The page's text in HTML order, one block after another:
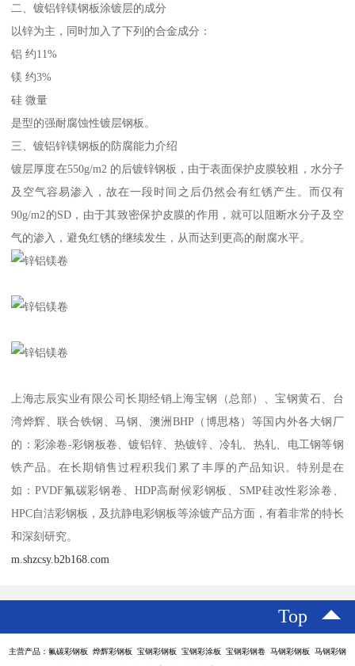
二、镀铝锌镁钢板涂镀层的成分
以锌为主，同时加入了下列的合金成分：
铝 约11%
镁 约3%
硅 微量
是型的强耐腐蚀性镀层钢板。
三、镀铝锌镁钢板的防腐能力介绍
镀层厚度在550g/m2 的后镀锌钢板，由于表面保护皮膜较粗，水分子
及空气容易渗入，故在一段时间之后仍然会有红锈产生。而仅有
90g/m2的SD，由于其致密保护皮膜的作用，就可以阻断水分子及空
气的渗入，避免红锈的继续发生，从而达到更高的耐腐水平。
上海志辰实业有限公司长期经销上海宝钢（总部）、宝钢黄石、台
湾烨辉、联合铁钢、马钢、澳洲BHP（博思格）等国内外各大钢厂
的：彩涂卷-彩钢板卷、镀铝锌、热镀锌、冷轧、热轧、电工钢等钢
铁产品。在长期销售过程积我们累了丰厚的产品知识。特别是在
如：PVDF氟碳彩钢卷、HDP高耐候彩钢板、SMP硅改性彩涂卷、
HPC自洁彩钢板，及抗静电彩钢板等涂镀产品方面，有着非常的特长
和深刻研究。
m.shzcsy.b2b168.com
Top
主营产品：氟碳彩钢板 烨辉彩钢板 宝钢彩钢板 宝钢彩涂板 宝钢彩钢卷 马钢彩钢板 马钢彩钢